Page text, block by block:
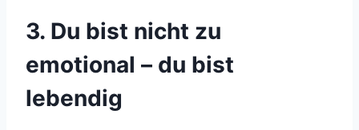
3. Du bist nicht zu
emotional – du bist
lebendig